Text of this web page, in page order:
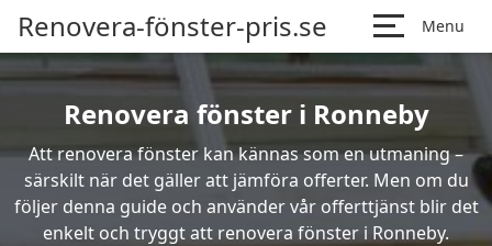
Renovera-fönster-pris.se Menu
Renovera fönster i Ronneby
Att renovera fönster kan kännas som en utmaning –
särskilt när det gäller att jämföra offerter. Men om du
följer denna guide och använder vår offerttjänst blir det
enkelt och tryggt att renovera fönster i Ronneby.